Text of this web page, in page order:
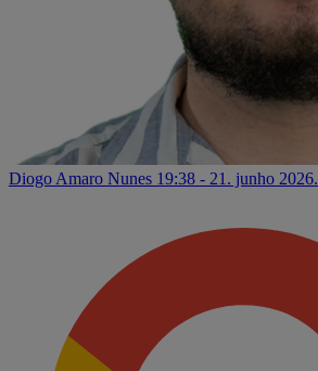
Diogo Amaro Nunes 19:38 - 21. junho 2026.